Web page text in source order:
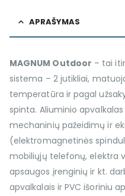
APRAŠYMAS
MAGNUM Outdoor – tai
sistema – 2 jutikliai,
temperatūra ir pagal
spinta. Aliuminio
mechaninių pažeidimų ir
(elektromagnetinės
mobiliųjų telefonų, elektra
apsaugos įrenginių ir kt.
apvalkalais ir PVC išoriniu